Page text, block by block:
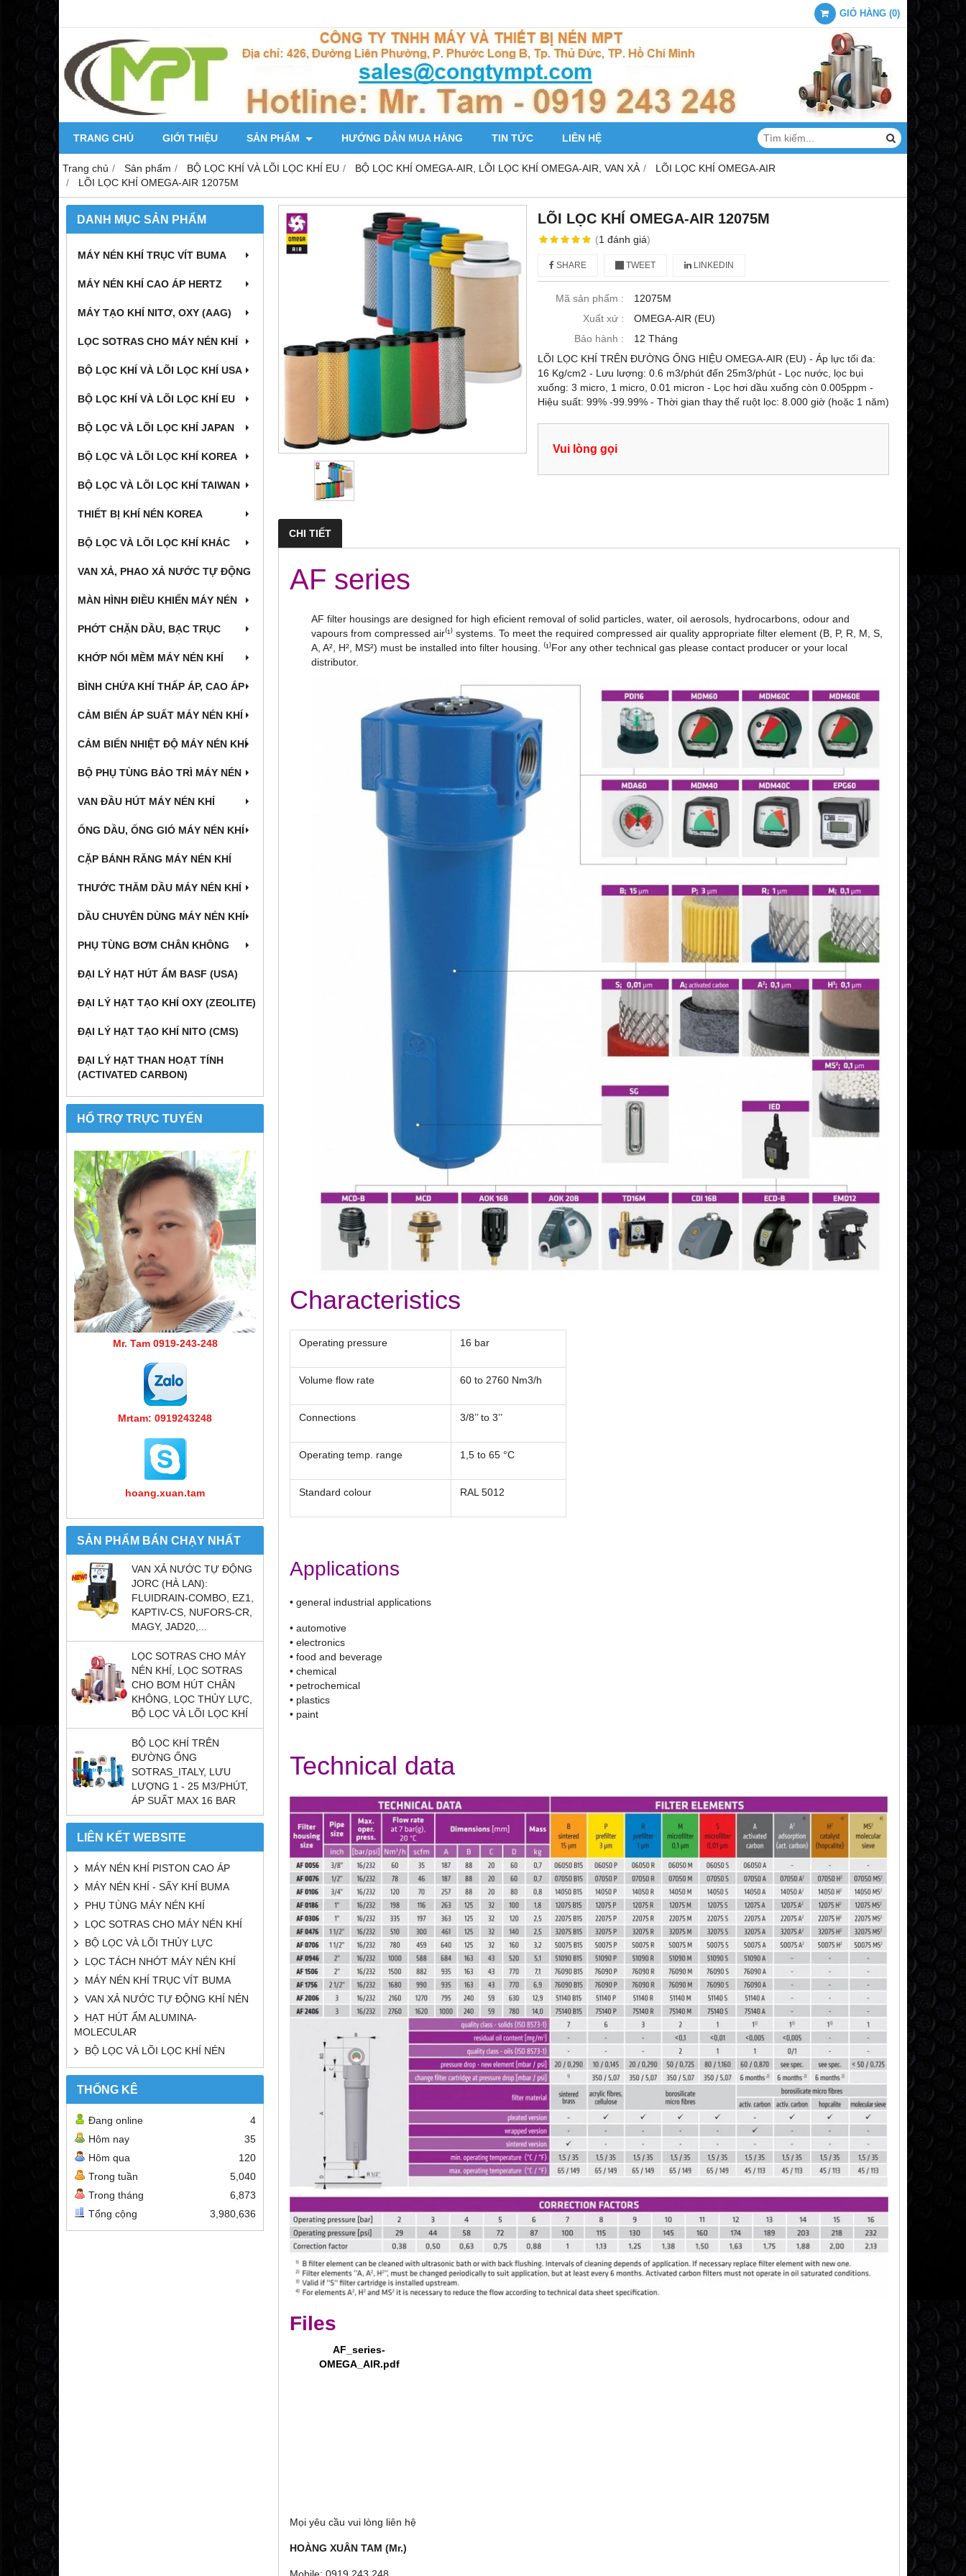
GIỎ HÀNG (0)
TRANG CHỦ GIỚI THIỆU SẢN PHẨM HƯỚNG DẪN MUA HÀNG TIN TỨC LIÊN HỆ
Trang chủ Sản phẩm BỘ LỌC KHÍ VÀ LÕI LỌC KHÍ EU BỘ LỌC KHÍ OMEGA-AIR, LÕI LỌC KHÍ OMEGA-AIR, VAN XẢ
LÕI LỌC KHÍ OMEGA-AIR
LÕI LỌC KHÍ OMEGA-AIR 12075M
DANH MỤC SẢN PHẨM
MÁY NÉN KHÍ TRỤC VÍT BUMA
MÁY NÉN KHÍ CAO ÁP HERTZ
MÁY TẠO KHÍ NITƠ, OXY (AAG)
LỌC SOTRAS CHO MÁY NÉN KHÍ
BỘ LỌC KHÍ VÀ LÕI LỌC KHÍ USA
BỘ LỌC KHÍ VÀ LÕI LỌC KHÍ EU
BỘ LỌC VÀ LÕI LỌC KHÍ JAPAN
BỘ LỌC VÀ LÕI LỌC KHÍ KOREA
BỘ LỌC VÀ LÕI LỌC KHÍ TAIWAN
THIẾT BỊ KHÍ NÉN KOREA
BỘ LỌC VÀ LÕI LỌC KHÍ KHÁC
VAN XẢ, PHAO XẢ NƯỚC TỰ ĐỘNG
MÀN HÌNH ĐIỀU KHIỂN MÁY NÉN
PHỚT CHẶN DẦU, BẠC TRỤC
KHỚP NỐI MỀM MÁY NÉN KHÍ
BÌNH CHỨA KHÍ THẤP ÁP, CAO ÁP
CẢM BIẾN ÁP SUẤT MÁY NÉN KHÍ
CẢM BIẾN NHIỆT ĐỘ MÁY NÉN KHÍ
BỘ PHỤ TÙNG BẢO TRÌ MÁY NÉN
VAN ĐẦU HÚT MÁY NÉN KHÍ
ỐNG DẦU, ỐNG GIÓ MÁY NÉN KHÍ
CẶP BÁNH RĂNG MÁY NÉN KHÍ
THƯỚC THĂM DẦU MÁY NÉN KHÍ
DẦU CHUYÊN DÙNG MÁY NÉN KHÍ
PHỤ TÙNG BƠM CHÂN KHÔNG
ĐẠI LÝ HẠT HÚT ẨM BASF (USA)
ĐẠI LÝ HẠT TẠO KHÍ OXY (ZEOLITE)
ĐẠI LÝ HẠT TẠO KHÍ NITO (CMS)
ĐẠI LÝ HẠT THAN HOẠT TÍNH
(ACTIVATED CARBON)
HỔ TRỢ TRỰC TUYẾN
Mr. Tam 0919-243-248
Mrtam: 0919243248
hoang.xuan.tam
SẢN PHẨM BÁN CHẠY NHẤT
VAN XẢ NƯỚC TỰ ĐỘNG
JORC (HÀ LAN):
FLUIDRAIN-COMBO, EZ1,
KAPTIV-CS, NUFORS-CR,
MAGY, JAD20,...
LỌC SOTRAS CHO MÁY
NÉN KHÍ, LỌC SOTRAS
CHO BƠM HÚT CHÂN
KHÔNG, LỌC THỦY LỰC,
BỘ LỌC VÀ LÕI LỌC KHÍ
BỘ LỌC KHÍ TRÊN
ĐƯỜNG ỐNG
SOTRAS_ITALY, LƯU
LƯỢNG 1 - 25 M3/PHÚT,
ÁP SUẤT MAX 16 BAR
LIÊN KẾT WEBSITE
MÁY NÉN KHÍ PISTON CAO ÁP
MÁY NÉN KHÍ - SẤY KHÍ BUMA
PHỤ TÙNG MÁY NÉN KHÍ
LỌC SOTRAS CHO MÁY NÉN KHÍ
BỘ LỌC VÀ LÕI THỦY LỰC
LỌC TÁCH NHỚT MÁY NÉN KHÍ
MÁY NÉN KHÍ TRỤC VÍT BUMA
VAN XẢ NƯỚC TỰ ĐỘNG KHÍ NÉN
HẠT HÚT ẨM ALUMINA-
MOLECULAR
BỘ LỌC VÀ LÕI LỌC KHÍ NÉN
THỐNG KÊ
Đang online
4
Hôm nay
35
Hôm qua
120
Trong tuần
5,040
Trong tháng
6,873
Tổng cộng
3,980,636
LÕI LỌC KHÍ OMEGA-AIR 12075M
(1 đánh giá)
SHARE TWEET LINKEDIN
Mã sản phẩm :
12075M
Xuất xứ :
OMEGA-AIR (EU)
Bảo hành :
12 Tháng
LÕI LỌC KHÍ TRÊN ĐƯỜNG ỐNG HIỆU OMEGA-AIR (EU) - Áp lực tối đa:
16 Kg/cm2 - Lưu lượng: 0.6 m3/phút đến 25m3/phút - Lọc nước, lọc bụi
xuống: 3 micro, 1 micro, 0.01 micron - Lọc hơi dầu xuống còn 0.005ppm -
Hiệu suất: 99% -99.99% - Thời gian thay thế ruột lọc: 8.000 giờ (hoặc 1 năm)
Vui lòng gọi
CHI TIẾT
AF series
AF filter housings are designed for high eficient removal of solid particles, water, oil aerosols, hydrocarbons, odour and
vapours from compressed air⁽¹⁾ systems. To meet the required compressed air quality appropriate filter element (B, P, R, M, S,
A, A², H², MS²) must be installed into filter housing. ⁽¹⁾For any other technical gas please contact producer or your local
distributor.
Characteristics
Operating pressure 16 bar
Volume flow rate 60 to 2760 Nm3/h
Connections 3/8’’ to 3’’
Operating temp. range 1,5 to 65 °C
Standard colour RAL 5012
Applications
• general industrial applications
• automotive
• electronics
• food and beverage
• chemical
• petrochemical
• plastics
• paint
Technical data
Files
AF_series-
OMEGA_AIR.pdf
Mọi yêu cầu vui lòng liên hệ
HOÀNG XUÂN TAM (Mr.)
Mobile: 0919 243 248